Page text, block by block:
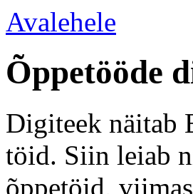
Avalehele
Õppetööde
Digiteek näitab
töid. Siin leiab
õppetöid,